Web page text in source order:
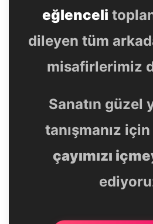
eğlenceli
dileyen tüm
misafirlerimiz
Sanatın güzel
tanışmanız
çayımızı